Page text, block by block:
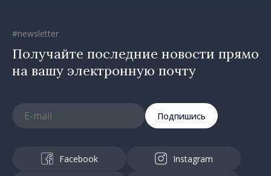
#newsletter
Получайте последние новости прямо
на вашу электронную почту
Подпишись
Facebook Instagram